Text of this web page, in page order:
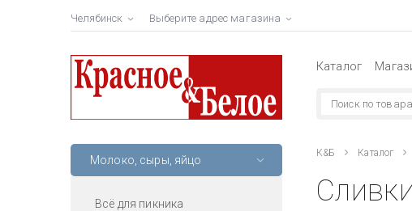
Челябинск Выберите адрес магазина
Каталог
Молоко, сыры, яйцо
Всё для пикника
К&Б Каталог